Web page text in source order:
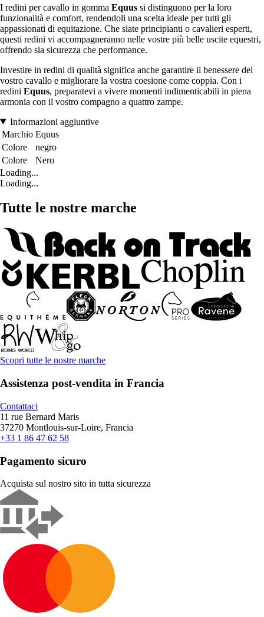
I redini per cavallo in gomma Equus si distinguono per la loro
funzionalità e comfort, rendendoli una scelta ideale per tutti gli
appassionati di equitazione. Che siate principianti o cavalieri esperti,
questi redini vi accompagneranno nelle vostre più belle uscite equestri,
offrendo sia sicurezza che performance.
Investire in redini di qualità significa anche garantire il benessere del
vostro cavallo e migliorare la vostra coesione come coppia. Con i
redini Equus, preparatevi a vivere momenti indimenticabili in piena
armonia con il vostro compagno a quattro zampe.
Informazioni aggiuntive
Marchio Equus
Colore
negro
Colore
Nero
Loading...
Loading...
Tutte le nostre marche
Scopri tutte le nostre marche
Assistenza post-vendita in Francia
Contattaci
11 rue Bernard Maris
37270 Montlouis-sur-Loire, Francia
+33 1 86 47 62 58
Pagamento sicuro
Acquista sul nostro sito in tutta sicurezza